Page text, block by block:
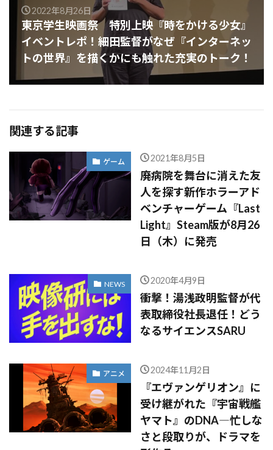
2022年8月26日
東京学生映画祭 特別上映『時をかける少女』
イベントレポ！細田監督がなぜ『インターネッ
トの世界』を描くかにも触れた充実のトーク！
関連する記事
ゲーム 2021年8月5日
廃病院を舞台に消えた友
人を探す新作ホラーアド
ベンチャーゲーム『Last
Light』Steam版が8月26
日（木）に発売
NEWS 2020年4月9日
衝撃！湯浅政明監督が代
表取締役社長退任！どう
なるサイエンスSARU
アニメ 2024年11月2日
『エヴァンゲリオン』に
受け継がれた『宇宙戦艦
ヤマト』のDNA―忙しな
さと段取りが、ドラマを